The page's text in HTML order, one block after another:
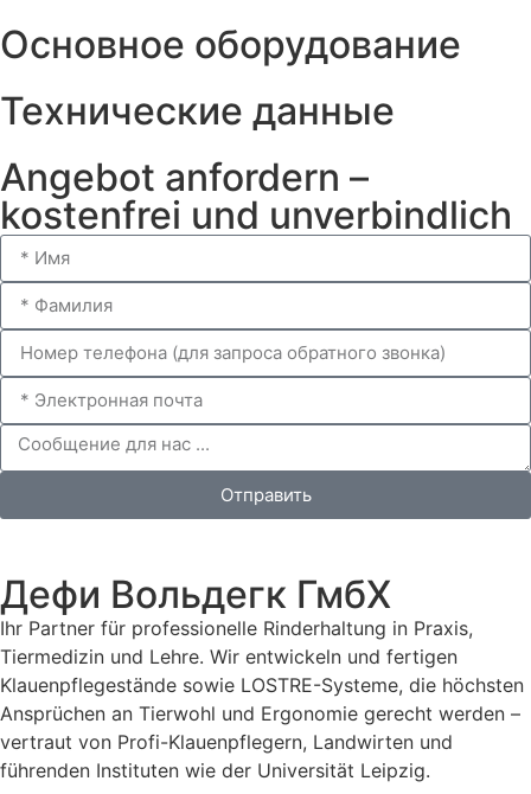
Основное оборудование
Технические данные
Angebot anfordern –
kostenfrei und unverbindlich
Отправить
Дефи Вольдегк ГмбХ
Ihr Partner für professionelle Rinderhaltung in Praxis,
Tiermedizin und Lehre. Wir entwickeln und fertigen
Klauenpflegestände sowie LOSTRE-Systeme, die höchsten
Ansprüchen an Tierwohl und Ergonomie gerecht werden –
vertraut von Profi-Klauenpflegern, Landwirten und
führenden Instituten wie der Universität Leipzig.